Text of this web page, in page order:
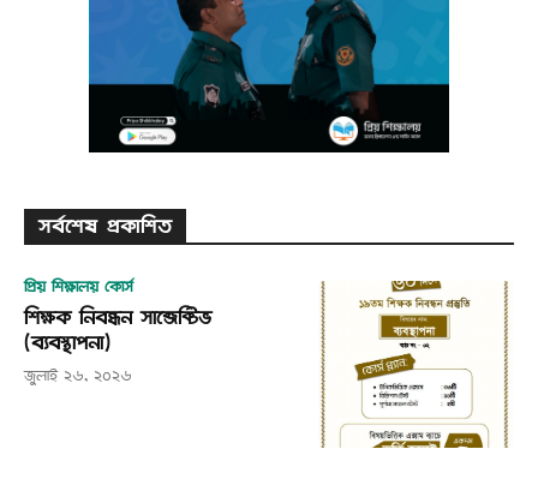
সর্বশেষ প্রকাশিত
প্রিয় শিক্ষালয় কোর্স
শিক্ষক নিবন্ধন সাব্জেক্টিভ
(ব্যবস্থাপনা)
জুলাই ২৬, ২০২৬